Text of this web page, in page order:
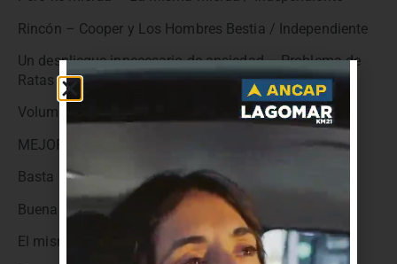
Rincón – Cooper y Los Hombres Bestia / Independiente
Un despliegue innecesario de ansiedad – Problema de
Ratas / Catalina
Volumen I – Bulgaria / Independiente
MEJOR ÁLBUM POP
Basta de música – Martín Buscaglia / MMG
Buena fortuna – Lea Ben Sasson / MMG
El mismo cielo – Milongas Extremas / MMG